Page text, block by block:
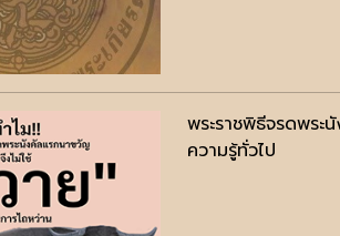
พระราชพิธีจรดพร
ความรู้ทั่วไป